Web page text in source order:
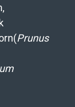
Prunus